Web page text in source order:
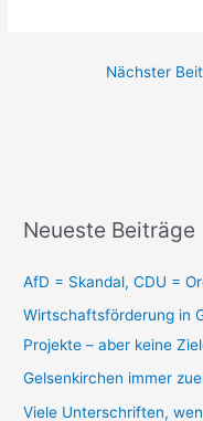
Nächster
Neueste Beiträge
AfD = Skandal, CDU =
Wirtschaftsförderung in
Projekte – aber keine
Gelsenkirchen immer
Viele Unterschriften,